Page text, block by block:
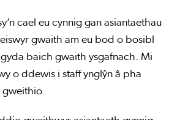
cael eu cynnig gan asiantaethau
gwaith am eu bod o bosibl
baich gwaith ysgafnach. Mi
o ddewis i staff ynglŷn â pha
gweithio.